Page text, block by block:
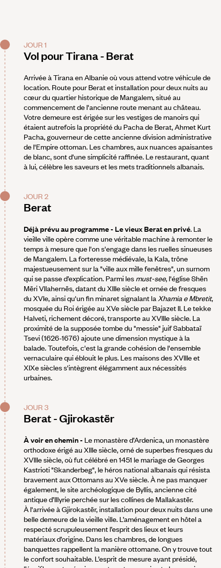
JOUR 1
Vol pour Tirana - Berat
Arrivée à Tirana en Albanie où vous attend votre véhicule de
location. Route pour Berat et installation pour deux nuits au
cœur du quartier historique de Mangalem, situé au
commencement de l'ancienne route menant au château.
Votre demeure est érigée sur les vestiges de manoirs qui
étaient autrefois la propriété du Pacha de Berat, Ahmet Kurt
Pacha, gouverneur de cette ancienne division administrative
de l'Empire ottoman. Les chambres, aux nuances apaisantes
de blanc, sont d'une simplicité raffinée. Le restaurant, quant
à lui, célèbre les saveurs et les mets traditionnels albanais.
JOUR 2
Berat
Déjà prévu au programme - Le vieux Berat en privé. La
vieille ville opère comme une véritable machine à remonter le
temps à mesure que l'on s'engage dans les ruelles sinueuses
de Mangalem. La forteresse médiévale, la Kala, trône
majestueusement sur la "ville aux mille fenêtres", un surnom
qui se passe d’explication. Parmi les must-see, l'église Shën
Mëri Vllahernës, datant du XIIIe siècle et ornée de fresques
du XVIe, ainsi qu'un fin minaret signalant la Xhamia e Mbretit,
mosquée du Roi érigée au XVe siècle par Bajazet II. Le tekke
Halveti, richement décoré, transporte au XVIIIe siècle. La
proximité de la supposée tombe du "messie" juif Sabbataï
Tsevi (1626-1676) ajoute une dimension mystique à la
balade. Toutefois, c'est la grande cohésion de l'ensemble
vernaculaire qui éblouit le plus. Les maisons des XVIIIe et
XIXe siècles s'intègrent élégamment aux nécessités
urbaines.
JOUR 3
Berat - Gjirokastër
À voir en chemin - Le monastère d’Ardenica, un monastère
orthodoxe érigé au XIIIe siècle, orné de superbes fresques du
XVIIIe siècle, où fut célébré en 1451 le mariage de Georges
Kastrioti "Skanderbeg", le héros national albanais qui résista
bravement aux Ottomans au XVe siècle. À ne pas manquer
également, le site archéologique de Byllis, ancienne cité
antique d’Illyrie perchée sur les collines de Mallakastër.
À l'arrivée à Gjirokastër, installation pour deux nuits dans une
belle demeure de la vieille ville. L’aménagement en hôtel a
respecté scrupuleusement l’esprit des lieux et leurs
matériaux d’origine. Dans les chambres, de longues
banquettes rappellent la manière ottomane. On y trouve tout
le confort souhaitable. L’esprit de mesure ayant présidé,